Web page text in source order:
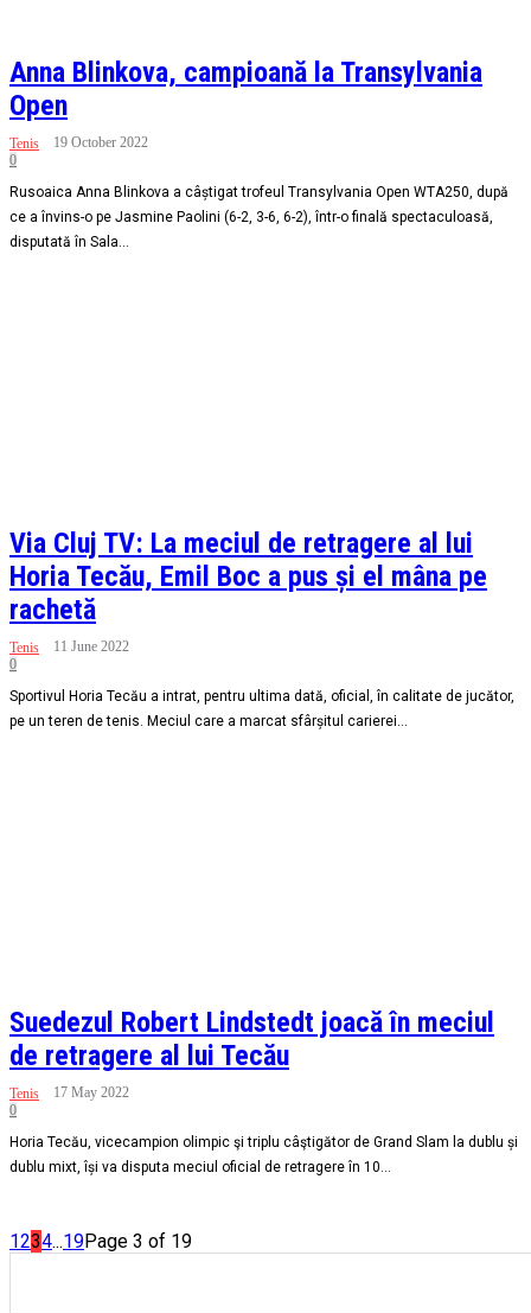
Anna Blinkova, campioană la Transylvania
Open
Tenis
19 October 2022
0
Rusoaica Anna Blinkova a câștigat trofeul Transylvania Open WTA250, după
ce a învins-o pe Jasmine Paolini (6-2, 3-6, 6-2), într-o finală spectaculoasă,
disputată în Sala...
Via Cluj TV: La meciul de retragere al lui
Horia Tecău, Emil Boc a pus și el mâna pe
rachetă
Tenis
11 June 2022
0
Sportivul Horia Tecău a intrat, pentru ultima dată, oficial, în calitate de jucător,
pe un teren de tenis. Meciul care a marcat sfârșitul carierei...
Suedezul Robert Lindstedt joacă în meciul
de retragere al lui Tecău
Tenis
17 May 2022
0
Horia Tecău, vicecampion olimpic şi triplu câştigător de Grand Slam la dublu și
dublu mixt, își va disputa meciul oficial de retragere în 10...
1234...19Page 3 of 19